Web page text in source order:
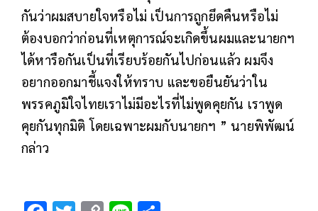
กันว่าผมสบายใจหรือไม่ เป็นการถูกยึดคืนหรือไม่
ต้องบอกว่าก่อนที่เหตุการณ์จะเกิดขึ้นผมและนายกฯ
ได้หารือกันเป็นที่เรียบร้อยกันไปก่อนแล้ว ผมจึง
อยากออกมาชี้แจงให้ทราบ และขอยืนยันว่าใน
พรรคภูมิใจไทยเราไม่มีอะไรที่ไม่พูดคุยกัน เราพูด
คุยกันทุกมิติ โดยเฉพาะผมกับนายกฯ ” นายพิพัฒน์
กล่าว